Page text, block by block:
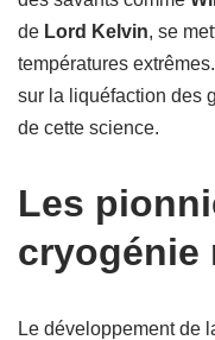
de Lord Kelvin, se
températures
sur la liquéfaction des
de cette science.
Les
cryogénie
Le développement de